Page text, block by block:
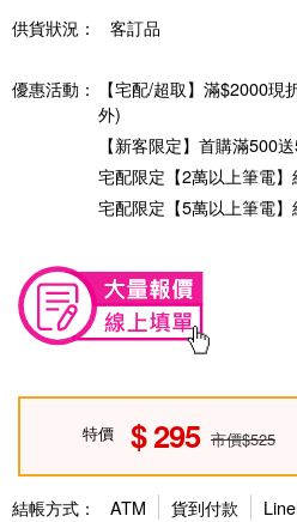
供貨狀況： 客訂品
優惠活動：
【宅配/超取】滿$2000
外)
【新客限定】首購滿500
宅配限定【2萬以上筆電
宅配限定【5萬以上筆電
特價 295 市價$525
結帳方式： ATM 貨到付款